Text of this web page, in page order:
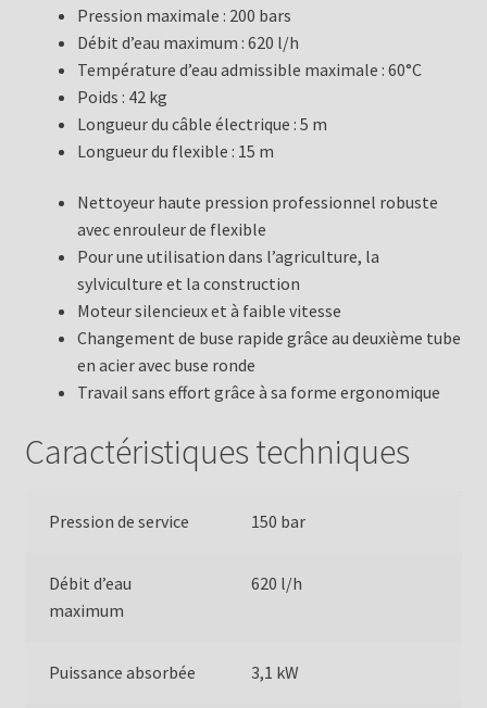
Pression maximale : 200 bars
Débit d’eau maximum : 620 l/h
Température d’eau admissible maximale : 60°C
Poids : 42 kg
Longueur du câble électrique : 5 m
Longueur du flexible : 15 m
Nettoyeur haute pression professionnel robuste
avec enrouleur de flexible
Pour une utilisation dans l’agriculture, la
sylviculture et la construction
Moteur silencieux et à faible vitesse
Changement de buse rapide grâce au deuxième tube
en acier avec buse ronde
Travail sans effort grâce à sa forme ergonomique
Caractéristiques techniques
Pression de service 150 bar
Débit d’eau
maximum
620 l/h
Puissance absorbée 3,1 kW